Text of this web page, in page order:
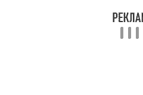
Свадебные прически